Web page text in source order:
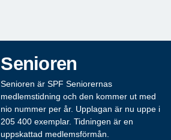
Senioren
Senioren är SPF Seniorernas
medlemstidning och den kommer ut med
nio nummer per år. Upplagan är nu uppe i
205 400 exemplar. Tidningen är en
uppskattad medlemsförmån.